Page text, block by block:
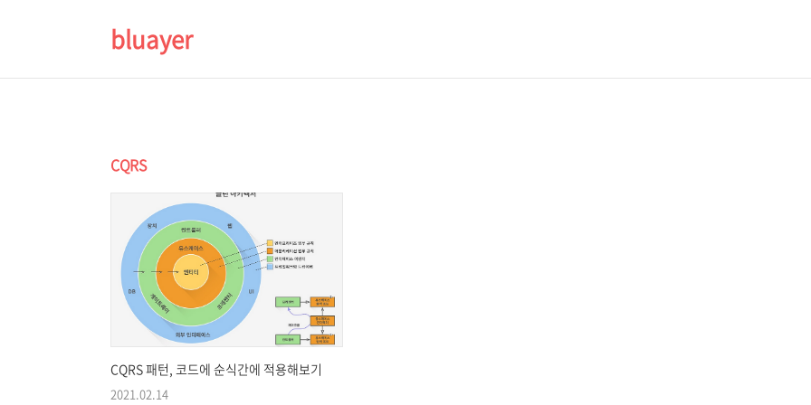
bluayer
CQRS
CQRS 패턴, 코드에 순식간에 적용해보기
2021.02.14